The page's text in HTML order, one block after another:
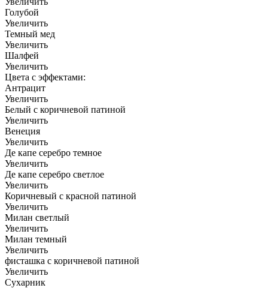
Голубой
Увеличить
Темный мед
Увеличить
Шалфей
Увеличить
Цвета с эффектами:
Антрацит
Увеличить
Белый с коричневой патиной
Увеличить
Венеция
Увеличить
Де капе серебро темное
Увеличить
Де капе серебро светлое
Увеличить
Коричневый с красной патиной
Увеличить
Милан светлый
Увеличить
Милан темный
Увеличить
фисташка с коричневой патиной
Увеличить
Сухарник